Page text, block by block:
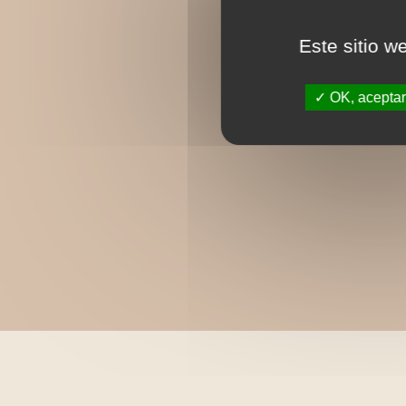
Este sitio
OK,